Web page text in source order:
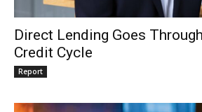
Direct Lending Goes
Credit Cycle
Report